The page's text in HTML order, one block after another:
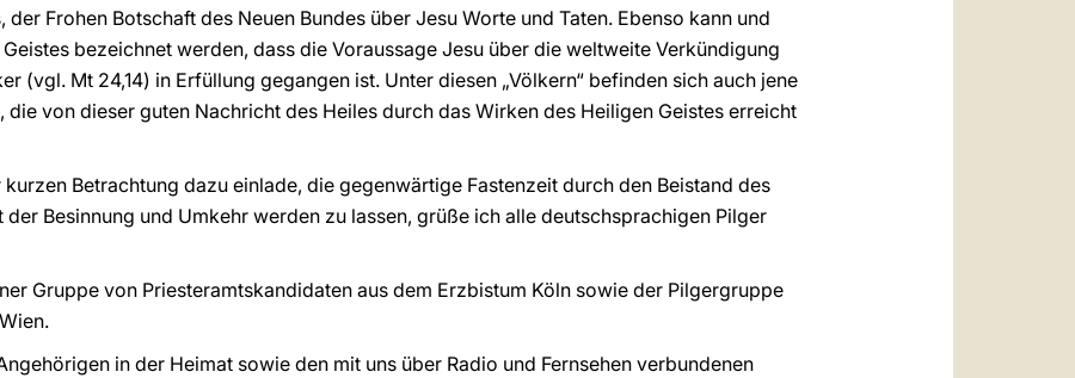
der Frohen Botschaft des Neuen Bundes über Jesu Worte und Taten. Ebenso kann und
bezeichnet werden, dass die Voraussage Jesu über die weltweite Verkündigung
(vgl. Mt 24,14) in Erfüllung gegangen ist. Unter diesen „Völkern“ befinden sich auch jene
die von dieser guten Nachricht des Heiles durch das Wirken des Heiligen Geistes erreicht
Betrachtung dazu einlade, die gegenwärtige Fastenzeit durch den Beistand des
der Besinnung und Umkehr werden zu lassen, grüße ich alle deutschsprachigen Pilger
Gruppe von Priesteramtskandidaten aus dem Erzbistum Köln sowie der Pilgergruppe
in der Heimat sowie den mit uns über Radio und Fernsehen verbundenen